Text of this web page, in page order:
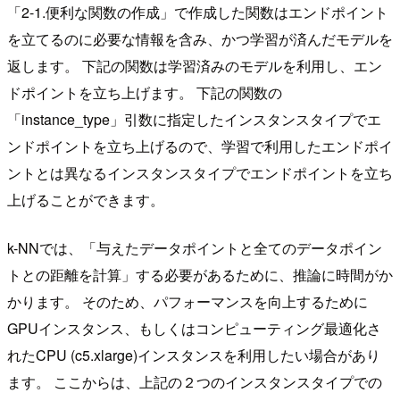
「2-1.便利な関数の作成」で作成した関数はエンドポイント
を立てるのに必要な情報を含み、かつ学習が済んだモデルを
返します。 下記の関数は学習済みのモデルを利用し、エン
ドポイントを立ち上げます。 下記の関数の
「instance_type」引数に指定したインスタンスタイプでエ
ンドポイントを立ち上げるので、学習で利用したエンドポイ
ントとは異なるインスタンスタイプでエンドポイントを立ち
上げることができます。
k-NNでは、「与えたデータポイントと全てのデータポイン
トとの距離を計算」する必要があるために、推論に時間がか
かります。 そのため、パフォーマンスを向上するために
GPUインスタンス、もしくはコンピューティング最適化さ
れたCPU (c5.xlarge)インスタンスを利用したい場合があり
ます。 ここからは、上記の２つのインスタンスタイプでの